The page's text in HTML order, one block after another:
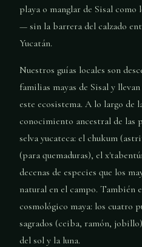
playa o manglar de Sisal como
— sin la barrera del calzado
Yucatán.
Nuestros guías locales son
familias mayas de Sisal y
este ecosistema. A lo largo de
conocimiento ancestral de las
selva yucateca: el chukum
(para quemaduras), el
decenas de especies que los
natural en el campo. También
cosmológico maya: los cuatro
sagrados (ceiba, ramón,
del sol y la luna.